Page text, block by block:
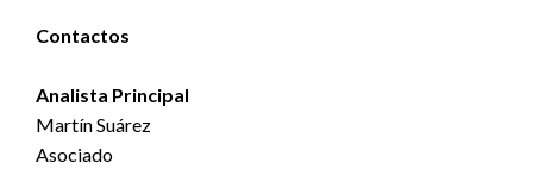
Contactos
Analista Principal
Martín Suárez
Asociado